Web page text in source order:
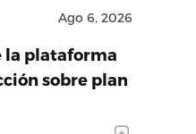
Ago 6, 2026
la plataforma
sobre plan